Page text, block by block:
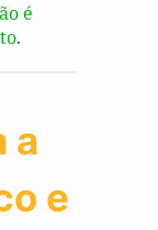
é
.
a
e